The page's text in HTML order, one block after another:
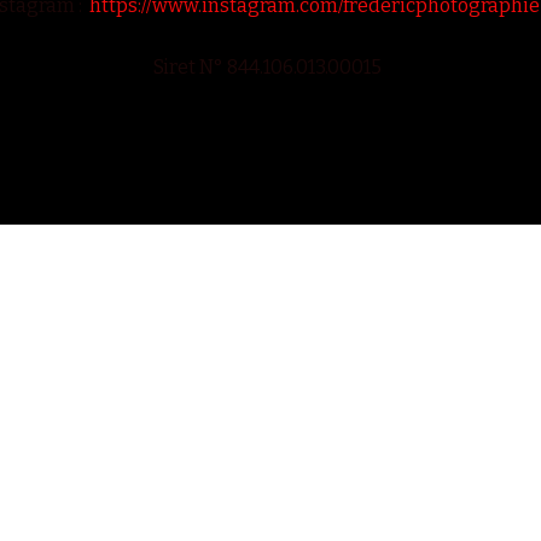
: https://www.instagram.com/
Siret N° 844.106.013.00015